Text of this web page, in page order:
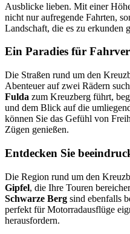
Ausblicke lieben. Mit einer
nicht nur aufregende Fahrten,
Landschaft, die es zu erkunden
Ein Paradies für
Die Straßen rund um den
Abenteuer auf zwei Rädern
Fulda zum Kreuzberg führt,
und dem Blick auf die
können Sie das Gefühl von
Zügen genießen.
Entdecken Sie
Die Region rund um den
Gipfel, die Ihre Touren
Schwarze Berg sind ebenfalls
perfekt für Motorradausflüge
herausfordern.